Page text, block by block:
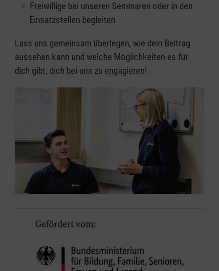
Freiwillige bei unseren Seminaren oder in den
Einsatzstellen begleiten
Lass uns gemeinsam überlegen, wie dein Beitrag
aussehen kann und welche Möglichkeiten es für
dich gibt, dich bei uns zu engagieren!